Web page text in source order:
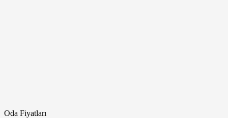
Oda Fiyatları